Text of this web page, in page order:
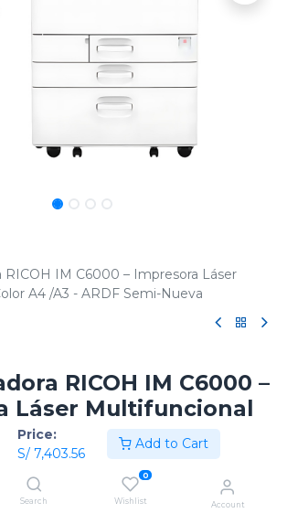
Price:
S/ 7,403.56
Add to Cart
Search
0
Wishlist Account
RICOH IM C6000 – Impresora Láser
A4 /A3 - ARDF Semi-Nueva
RICOH IM C6000 –
Láser Multifuncional
- ARDF Semi-Nueva